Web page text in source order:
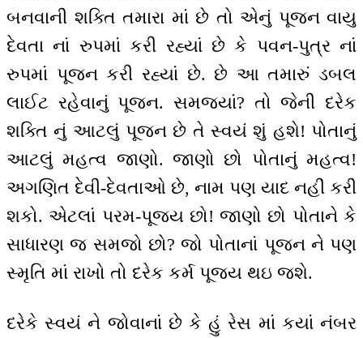
બનવાની શક્તિ તમારા માં છે તો એનું પૂજન વાયુ
દેવતા નાં રુપમાં કરી રહ્યાં છે કે પવન-પુત્ર નાં
રુપમાં પૂજન કરી રહ્યાં છે. છે આ તમારું ડબલ
લાઈટ રહેવાનું પૂજન. સમજ્યાં? તો જેની દરેક
શક્તિ નું આટલું પૂજન છે તે સ્વયં શું હશે! પોતાનું
આટલું મહત્વ જાણો. જાણો છો પોતાનું મહત્વ!
અગણિત દેવી-દેવતાઓ છે, નામ પણ યાદ નહીં કરી
શકો. એટલાં પરમ-પૂજ્ય છો! જાણો છો પોતાને કે
સાધારણ જ સમજો છો? જો પોતાનાં પૂજન ને પણ
સ્મૃતિ માં રાખો તો દરેક કર્મ પૂજ્ય થઇ જશે.
દરેકે સ્વયં ને જોવાનાં છે કે હું રેસ માં કયાં નંબર